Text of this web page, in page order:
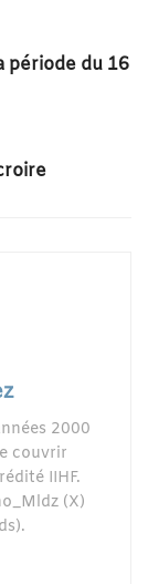
période du 16
2000
couvrir
IIHF.
(X)